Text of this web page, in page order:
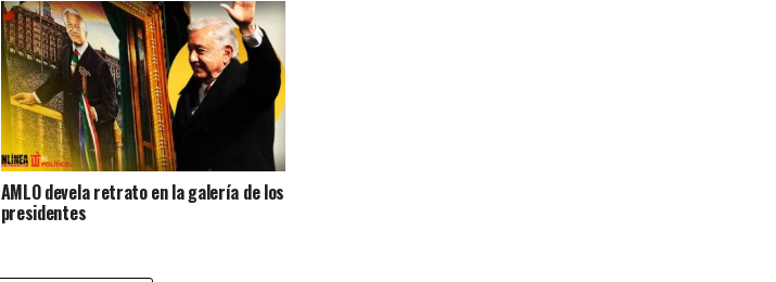
AMLO devela retrato en la galería de los
presidentes